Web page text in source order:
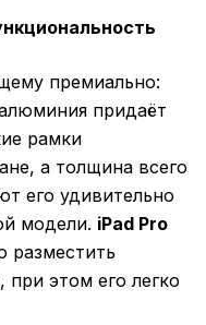
премиально:
придаёт
рамки
а толщина всего
его удивительно
модели. iPad Pro
разместить
при этом его легко